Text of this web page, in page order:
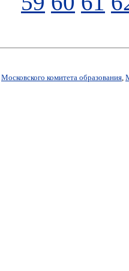
Московского комитета образования,